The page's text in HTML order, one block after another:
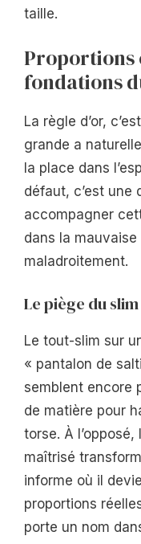
taille.
Proportions
fondations
La règle d’or,
grande a
la place dans
défaut, c’est une
accompagner
dans la
maladroitement.
Le piège du
Le tout-slim sur
« pantalon de
semblent encore
de matière pour
torse. À
maîtrisé
informe où il
proportions
porte un nom